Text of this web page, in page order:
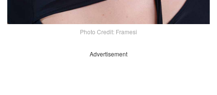
Photo Credit: Framesi
Advertisement